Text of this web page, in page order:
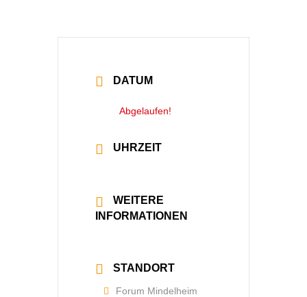
DATUM
Abgelaufen!
UHRZEIT
WEITERE
INFORMATIONEN
STANDORT
Forum Mindelheim